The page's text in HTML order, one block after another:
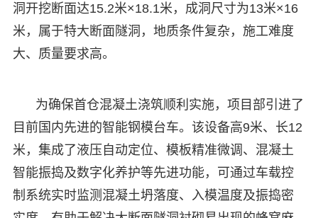
洞开挖断面达15.2米×18.1米，成洞尺寸为13米×16
米，属于特大断面隧洞，地质条件复杂，施工难度
大、质量要求高。
为确保首仓混凝土浇筑顺利实施，项目部引进了
目前国内先进的智能钢模台车。该设备高9米、长12
米，集成了液压自动定位、模板精准微调、混凝土
智能振捣及数字化养护等先进功能，可通过车载控
制系统实时监测混凝土坍落度、入模温度及振捣密